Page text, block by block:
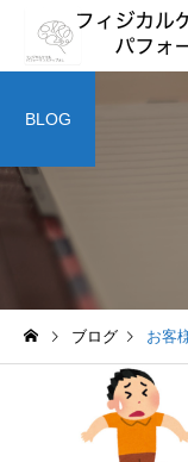
BLOG
ブログ お客